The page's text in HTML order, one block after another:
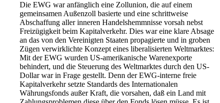
Die EWG war anfänglich eine Zollunion, die auf einem
gemeinsamen Außenzoll basierte und eine schrittweise
Abschaffung aller inneren Handelshemmnisse vorsah nebst
Freizügigkeit beim Kapitalverkehr. Dies war eine klare Absage
an das von den Vereinigten Staaten propagierte und in groben
Zügen verwirklichte Konzept eines liberalisierten Weltmarktes:
Mit der EWG wurden US-amerikanische Warenexporte
behindert, und die Steuerung des Weltmarktes durch den US-
Dollar war in Frage gestellt. Denn der EWG-interne freie
Kapitalverkehr setzte Standards des Internationalen
Währungsfonds außer Kraft, die vorsahen, daß ein Land mit